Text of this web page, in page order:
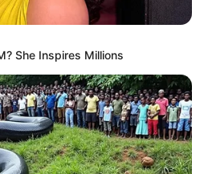
nagy kérdése az lesz,
korrekcióra. Ez attól
infláció az év hátralévő
az áremelkedés magasabb
további kiegészítő emelés
is szóba kerülhet.
She Inspires Millions